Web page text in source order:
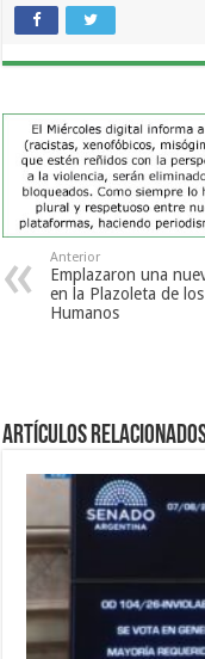
Anterior
Emplazaron una
en la Plazoleta de
Humanos
Artículos